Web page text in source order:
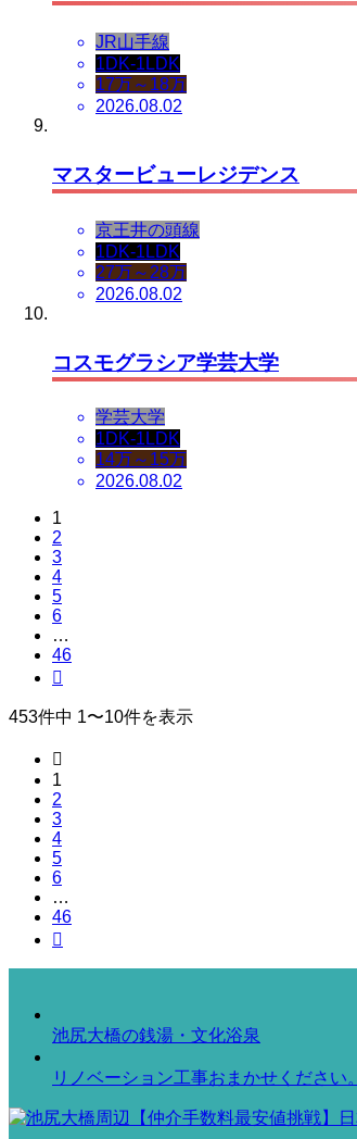
JR山手線
1DK-1LDK
17万～18万
2026.08.02
マスタービューレジデンス
京王井の頭線
1DK-1LDK
27万～28万
2026.08.02
コスモグラシア学芸大学
学芸大学
1DK-1LDK
14万～15万
2026.08.02
1
2
3
4
5
6
…
46

453件中 1〜10件を表示

1
2
3
4
5
6
…
46

池尻大橋の銭湯・文化浴泉
リノベーション工事おまかせください。